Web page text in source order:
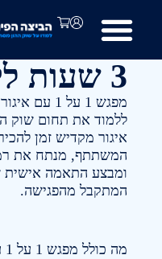
3 שעות לימוד
מפגש 1 על
ללמוד את תחום שוק
איגור מקדיש זמן
המשתתף, מנתח את
ומבצע התאמה אישית
המתקבל מהפגישה.
מה כולל מפגש 1 על 1 עם איגור?